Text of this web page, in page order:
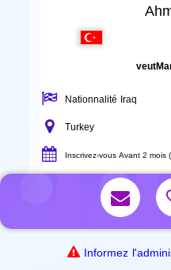
Nationnalité Iraq
Turkey
Inscrivez-vous Avant 2 mois
Informez